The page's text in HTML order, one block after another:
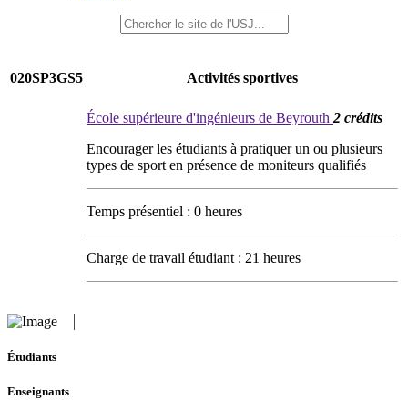
020SP3GS5 Activités sportives
École supérieure d'ingénieurs de Beyrouth 2 crédits
Encourager les étudiants à pratiquer un ou plusieurs
types de sport en présence de moniteurs qualifiés
Temps présentiel : 0 heures
Charge de travail étudiant : 21 heures
Étudiants
Enseignants